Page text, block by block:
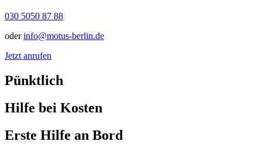
030 5050 87 88
oderinfo@motus-berlin.de
Jetzt anrufen
Pünktlich
Hilfe bei Kosten
Erste Hilfe an Bord